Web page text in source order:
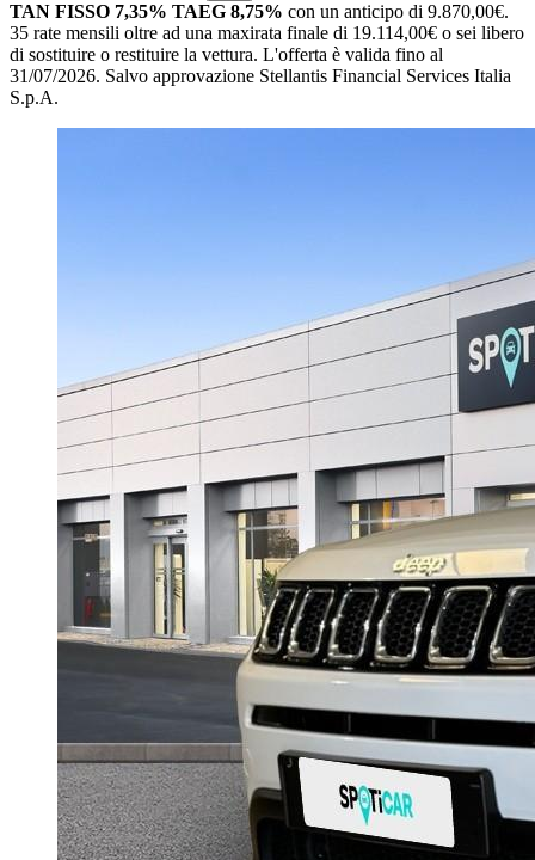
TAN FISSO 7,35% TAEG 8,75% con un anticipo di 9.870,00€.
35 rate mensili oltre ad una maxirata finale di 19.114,00€ o sei libero
di sostituire o restituire la vettura. L'offerta è valida fino al
31/07/2026. Salvo approvazione Stellantis Financial Services Italia
S.p.A.